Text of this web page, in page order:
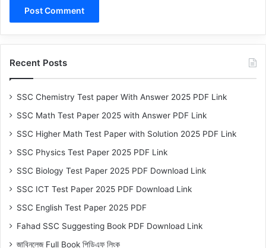
Recent Posts
SSC Chemistry Test paper With Answer 2025 PDF Link
SSC Math Test Paper 2025 with Answer PDF Link
SSC Higher Math Test Paper with Solution 2025 PDF Link
SSC Physics Test Paper 2025 PDF Link
SSC Biology Test Paper 2025 PDF Download Link
SSC ICT Test Paper 2025 PDF Download Link
SSC English Test Paper 2025 PDF
Fahad SSC Suggesting Book PDF Download Link
জাবিনলেজ Full Book পিডিএফ লিংক